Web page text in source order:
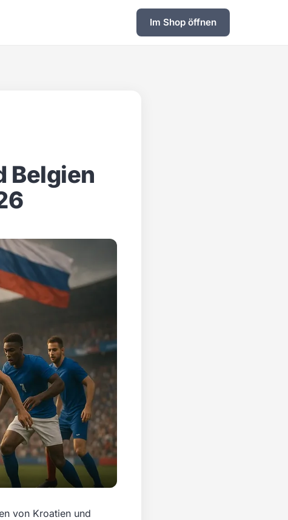
Im Shop öffnen
Belgien
von Kroatien und